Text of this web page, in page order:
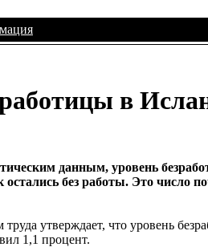
в
данным, уровень
остались без работы. Это число
утверждает, что уровень
1,1 процент.